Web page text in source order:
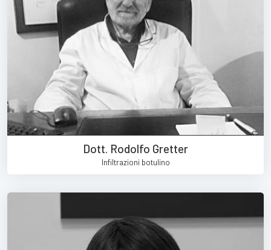
Dott. Rodolfo Gretter
Infiltrazioni botulino